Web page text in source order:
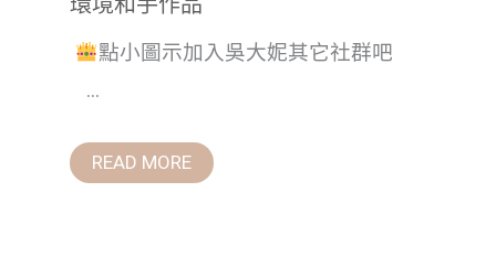
點小圖示加入吳大妮其它社群吧
...
READ MORE